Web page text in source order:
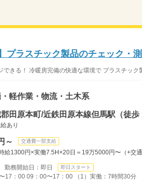
プラスチック製品のチェック・
できる！ 冷暖房完備の快適な環境で プラスチッ
軽作業・物流・土木系
田原本町/近鉄田原本線但馬駅（徒歩
あり
～ 交通費一部支給
時給1300円×実働7.5H×20日＝19万5000円〜（+交
務開始日：即日 即日スタート
17：00 09：00〜17：00 （1）実働：7時間30